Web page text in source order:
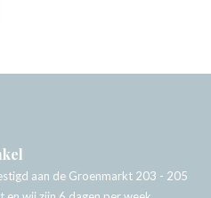
aan de Groenmarkt 203 - 205